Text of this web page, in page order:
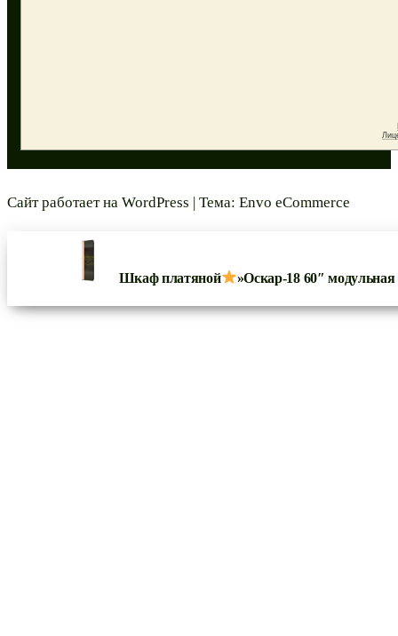
Сайт работает на WordPress | Тема: Envo eCommerce
Шкаф платяной »Оскар-18 60″ модульная